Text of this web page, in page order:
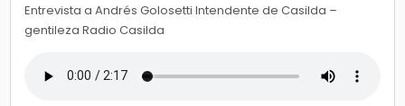
Entrevista a Andrés Golosetti Intendente de Casilda –
gentileza Radio Casilda